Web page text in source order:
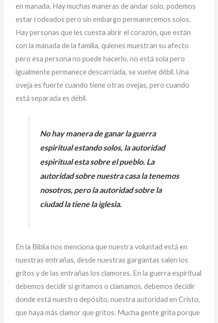
en manada. Hay muchas maneras de andar solo, podemos
estar rodeados pero sin embargo permanecemos solos.
Hay personas que les cuesta abrir el corazón, que están
con la manada de la familia, quienes muestran su afecto
pero esa persona no puede hacerlo, no está sola pero
igualmente permanece descarriada, se vuelve débil. Una
oveja es fuerte cuando tiene otras ovejas, pero cuando
está separada es débil.
No hay manera de ganar la guerra
espiritual estando solos, la autoridad
espiritual esta sobre el pueblo. La
autoridad sobre nuestra casa la tenemos
nosotros, pero la autoridad sobre la
ciudad la tiene la iglesia.
En la Biblia nos menciona que nuestra voluntad está en
nuestras entrañas, desde nuestras gargantas salen los
gritos y de las entrañas los clamores. En la guerra espiritual
debemos decidir si gritamos o clamamos, debemos decidir
donde está nuestro depósito, nuestra autoridad en Cristo,
que haya más clamor que gritos. Mucha gente grita porque